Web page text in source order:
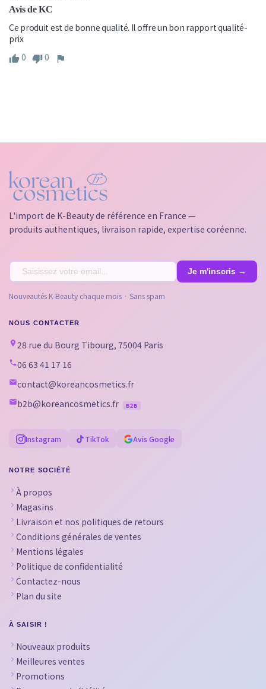
Avis de KC
Ce produit est de bonne qualité. Il offre un bon rapport qualité-
prix
0
0
L'import de K-Beauty de référence en France —
produits authentiques, livraison rapide, expertise coréenne.
Nouveautés K-Beauty chaque mois · Sans spam
NOUS CONTACTER
28 rue du Bourg Tibourg, 75004 Paris
06 63 41 17 16
contact@koreancosmetics.fr
b2b@koreancosmetics.fr
B2B
Instagram TikTok Avis Google
NOTRE SOCIÉTÉ
À propos
Magasins
Livraison et nos politiques de retours
Conditions générales de ventes
Mentions légales
Politique de confidentialité
Contactez-nous
Plan du site
À SAISIR !
Nouveaux produits
Meilleures ventes
Promotions